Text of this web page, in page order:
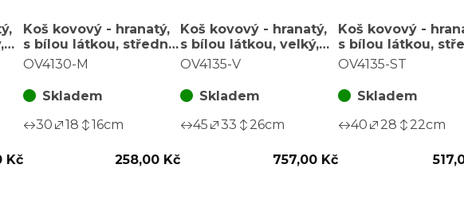
Kč
Koš kovový - hranatý,
s bílou látkou, střední,
černá konstrukce
OV4130-M
Skladem
30
18 16cm
258,00 Kč
Koš kovový - hranatý,
s bílou látkou, velký,
černá konstrukce
OV4135-V
Skladem
45
33 26cm
757,00 Kč
Koš kovový -
s bílou látkou,
černá konstrukce
OV4135-ST
Skladem
40
28 22cm